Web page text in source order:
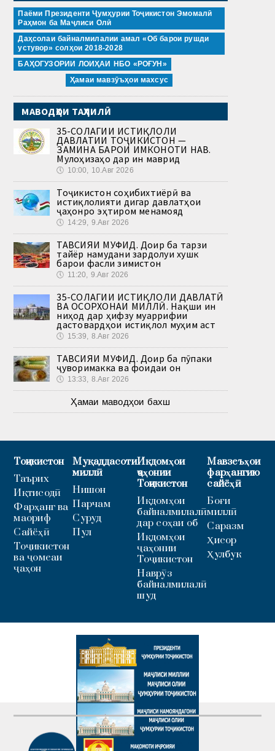
Паёми Президенти Ҷумҳурии Тоҷикистон Эмомалӣ
Раҳмон ба Маҷлиси Олӣ
Даҳсолаи байналмилалии амал «Об барои рушди
устувор» солҳои 2018-2028
БАҲОГУЗОРИИ ЛОИҲАИ НБО «РОҒУН»
Ҳамаи мавзӯъҳои махсус
МАВОДҲОИ ТАҲЛИЛӢ
35-СОЛАГИИ ИСТИҚЛОЛИ
ДАВЛАТИИ ТОҶИКИСТОН —
ЗАМИНА БАРОИ ИМКОНОТИ НАВ.
Мулоҳизаҳо дар ин маврид
🕔 10:00, 10.Авг 2026
Тоҷикистон соҳибихтиёрӣ ва
истиқлолияти дигар давлатҳои
ҷаҳонро эҳтиром менамояд
🕔 14:29, 9.Авг 2026
ТАВСИЯИ МУФИД. Доир ба тарзи
тайёр намудани зардолуи хушк
барои фасли зимистон
🕔 11:20, 9.Авг 2026
35-СОЛАГИИ ИСТИҚЛОЛИ ДАВЛАТӢ
ВА ОСОРХОНАИ МИЛЛӢ. Нақши ин
ниҳод дар ҳифзу муаррифии
дастовардҳои истиқлол муҳим аст
🕔 15:39, 8.Авг 2026
ТАВСИЯИ МУФИД. Доир ба пӯпаки
ҷуворимакка ва фоидаи он
🕔 13:33, 8.Авг 2026
Ҳамаи маводҳои бахш
Тоҷикистон
Таърих
Иқтисодӣ
Фарҳанг ва
маориф
Сайёҳӣ
Тоҷикистон
ва ҷомеаи
ҷаҳон
Муқаддасоти
миллӣ
Нишон
Парчам
Суруд
Пул
Иқдомҳои
ҷаҳонии
Тоҷикистон
Иқдомҳои
байналмилалӣ
дар соҳаи об
Иқдомҳои
ҷаҳонии
Тоҷикистон
Наврӯз
байналмилалӣ
шуд
Мавзеъҳои
фарҳангию
сайёҳӣ
Боғи
миллӣ
Саразм
Ҳисор
Ҳулбук